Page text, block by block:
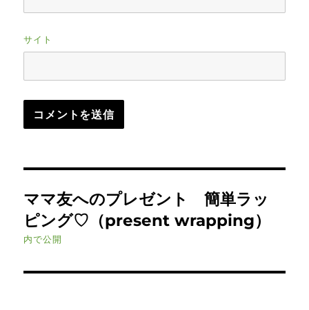
サイト
稿
ナ
ビ
ママ友へのプレゼント 簡単ラッ
ピング♡（present wrapping）
内で公開